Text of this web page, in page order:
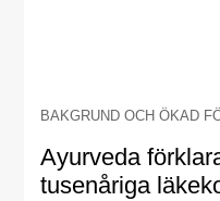
BAKGRUND OCH ÖKAD
Ayurveda
tusenåriga